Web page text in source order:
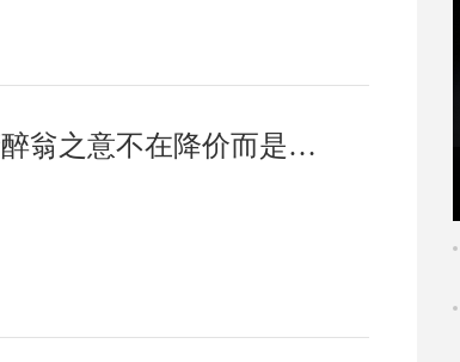
翁之意不在降价而是…